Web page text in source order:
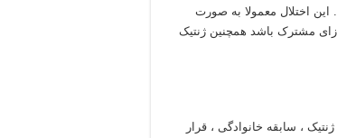
اختلال معمولا به صورت
زای مشترک باشد همچنین ژنتیک
، سابقه خانوادگی ، قرار